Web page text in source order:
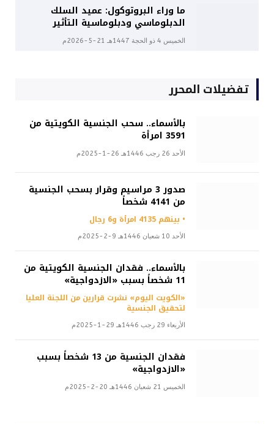
ما وراء البروتوكول: عميد السلك
الدبلوماسي ودبلوماسية التأثير
الخميس 4 ذو الحجة 1447هـ 21-5-2026م
تفضيلات المحرر
بالأسماء.. سحب الجنسية الكويتية من
3591 امرأة
الأحد 26 رجب 1446هـ 26-1-2025م
صدور 3 مراسيم وقرار بسحب الجنسية
من 4141 شخصاً
• بينهم 4135 امرأة و6 رجال
الأحد 10 شعبان 1446هـ 9-2-2025م
بالأسماء.. فقدان الجنسية الكويتية من
11 شخصاً بسبب «الازدواجية»
«الكويت اليوم» نشرت قرارين من اللجنة العليا
لتحقيق الجنسية
الأربعاء 29 رجب 1446هـ 29-1-2025م
فقدان الجنسية من 13 شخصاً بسبب
«الازدواجية»
الخميس 21 شعبان 1446هـ 20-2-2025م